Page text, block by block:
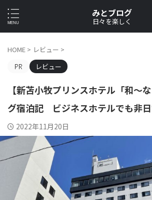
みとブログ
日々を楽しく
HOME > レビュー >
レビュー
【新苫小牧プリンスホテル「和〜
グ宿泊記 ビジネスホテルでも非
2022年11月20日